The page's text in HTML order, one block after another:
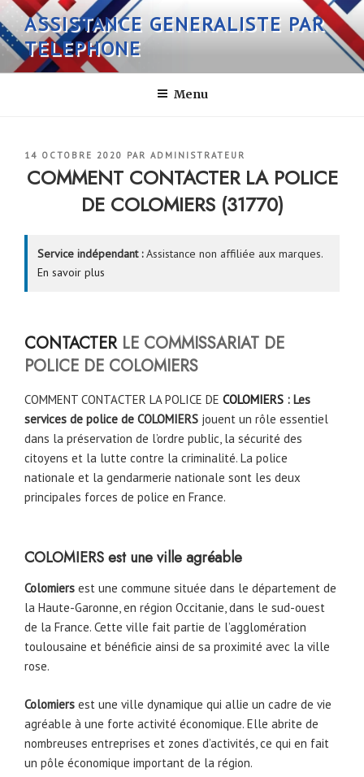
Aller
au
contenu
principal
ASSISTANCE GENERALISTE PAR
TELEPHONE
Menu
PUBLIÉ
LE
14 OCTOBRE 2020 PAR ADMINISTRATEUR
COMMENT CONTACTER LA POLICE
DE COLOMIERS (31770)
Service indépendant :Assistance non affiliée aux marques.
En savoir plus
CONTACTERLE COMMISSARIAT DE
POLICE DE COLOMIERS
COMMENT CONTACTER LA POLICE DE COLOMIERS : Les
services de police de COLOMIERS jouent un rôle essentiel
dans la préservation de l’ordre public, la sécurité des
citoyens et la lutte contre la criminalité. La police
nationale et la gendarmerie nationale sont les deux
principales forces de police en France.
COLOMIERS est une ville agréable
Colomiers est une commune située dans le département de
la Haute-Garonne, en région Occitanie, dans le sud-ouest
de la France. Cette ville fait partie de l’agglomération
toulousaine et bénéficie ainsi de sa proximité avec la ville
rose.
Colomiers est une ville dynamique qui allie un cadre de vie
agréable à une forte activité économique. Elle abrite de
nombreuses entreprises et zones d’activités, ce qui en fait
un pôle économique important de la région.